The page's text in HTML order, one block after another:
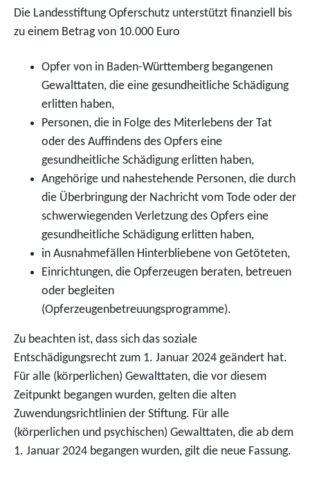
Die Landesstiftung Opferschutz unterstützt finanziell bis
zu einem Betrag von 10.000 Euro
Opfer von in Baden-Württemberg begangenen
Gewalttaten, die eine gesundheitliche Schädigung
erlitten haben,
Personen, die in Folge des Miterlebens der Tat
oder des Auffindens des Opfers eine
gesundheitliche Schädigung erlitten haben,
Angehörige und nahestehende Personen, die durch
die Überbringung der Nachricht vom Tode oder der
schwerwiegenden Verletzung des Opfers eine
gesundheitliche Schädigung erlitten haben,
in Ausnahmefällen Hinterbliebene von Getöteten,
Einrichtungen, die Opferzeugen beraten, betreuen
oder begleiten
(Opferzeugenbetreuungsprogramme).
Zu beachten ist, dass sich das soziale
Entschädigungsrecht zum 1. Januar 2024 geändert hat.
Für alle (körperlichen) Gewalttaten, die vor diesem
Zeitpunkt begangen wurden, gelten die alten
Zuwendungsrichtlinien der Stiftung. Für alle
(körperlichen und psychischen) Gewalttaten, die ab dem
1. Januar 2024 begangen wurden, gilt die neue Fassung.